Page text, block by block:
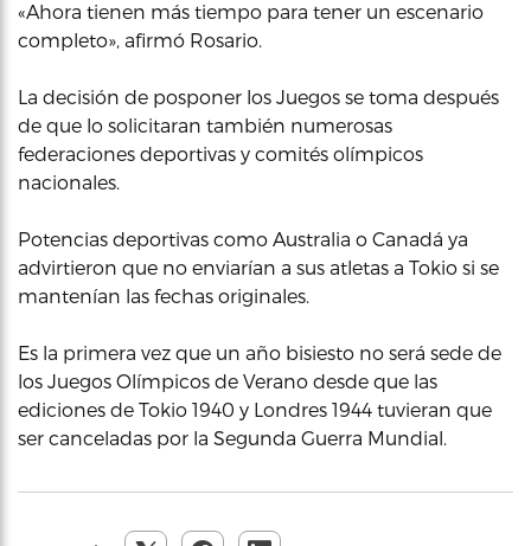
«Ahora tienen más tiempo para tener un escenario
completo», afirmó Rosario.
La decisión de posponer los Juegos se toma después
de que lo solicitaran también numerosas
federaciones deportivas y comités olímpicos
nacionales.
Potencias deportivas como Australia o Canadá ya
advirtieron que no enviarían a sus atletas a Tokio si se
mantenían las fechas originales.
Es la primera vez que un año bisiesto no será sede de
los Juegos Olímpicos de Verano desde que las
ediciones de Tokio 1940 y Londres 1944 tuvieran que
ser canceladas por la Segunda Guerra Mundial.